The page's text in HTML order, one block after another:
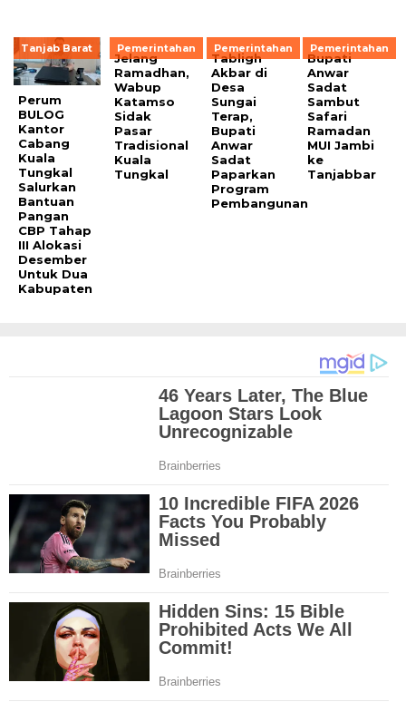
Tanjab Barat
Perum
BULOG
Kantor
Cabang
Kuala
Tungkal
Salurkan
Bantuan
Pangan
CBP Tahap
III Alokasi
Desember
Untuk Dua
Kabupaten
Pemerintahan
Jelang
Ramadhan,
Wabup
Katamso
Sidak
Pasar
Tradisional
Kuala
Tungkal
Pemerintahan
Tabligh
Akbar di
Desa
Sungai
Terap,
Bupati
Anwar
Sadat
Paparkan
Program
Pembangunan
Pemerintahan
Bupati
Anwar
Sadat
Sambut
Safari
Ramadan
MUI Jambi
ke
Tanjabbar